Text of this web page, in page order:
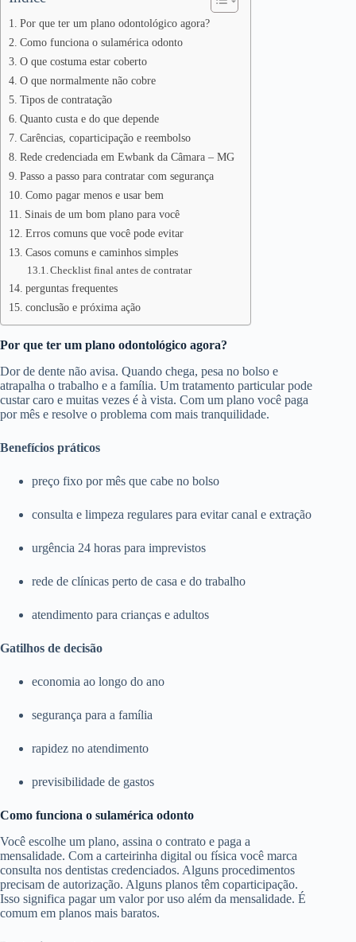
Por que ter um plano odontológico agora?
Como funciona o sulamérica odonto
O que costuma estar coberto
O que normalmente não cobre
Tipos de contratação
Quanto custa e do que depende
Carências, coparticipação e reembolso
Rede credenciada em Ewbank da Câmara – MG
Passo a passo para contratar com segurança
Como pagar menos e usar bem
Sinais de um bom plano para você
Erros comuns que você pode evitar
Casos comuns e caminhos simples
Checklist final antes de contratar
perguntas frequentes
conclusão e próxima ação
Por que ter um plano odontológico agora?
Dor de dente não avisa. Quando chega, pesa no bolso e
atrapalha o trabalho e a família. Um tratamento particular pode
custar caro e muitas vezes é à vista. Com um plano você paga
por mês e resolve o problema com mais tranquilidade.
Benefícios práticos
preço fixo por mês que cabe no bolso
consulta e limpeza regulares para evitar canal e extração
urgência 24 horas para imprevistos
rede de clínicas perto de casa e do trabalho
atendimento para crianças e adultos
Gatilhos de decisão
economia ao longo do ano
segurança para a família
rapidez no atendimento
previsibilidade de gastos
Como funciona o sulamérica odonto
Você escolhe um plano, assina o contrato e paga a
mensalidade. Com a carteirinha digital ou física você marca
consulta nos dentistas credenciados. Alguns procedimentos
precisam de autorização. Alguns planos têm coparticipação.
Isso significa pagar um valor por uso além da mensalidade. É
comum em planos mais baratos.